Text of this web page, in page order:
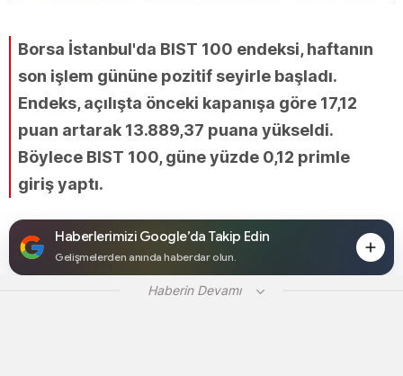
Borsa İstanbul'da BIST 100 endeksi, haftanın
son işlem gününe pozitif seyirle başladı.
Endeks, açılışta önceki kapanışa göre 17,12
puan artarak 13.889,37 puana yükseldi.
Böylece BIST 100, güne yüzde 0,12 primle
giriş yaptı.
Haberlerimizi Google’da Takip Edin
Gelişmelerden anında haberdar olun.
Haberin Devamı